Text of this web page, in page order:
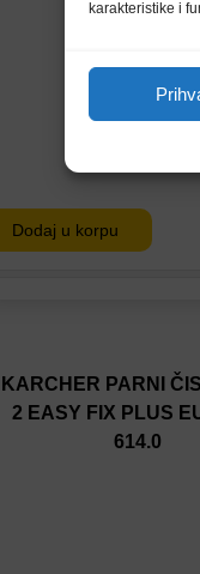
karakteristike i
749,00KM
Dodaj u korpu
KARCHER PARNI
2 EASY FIX PLUS
614.0